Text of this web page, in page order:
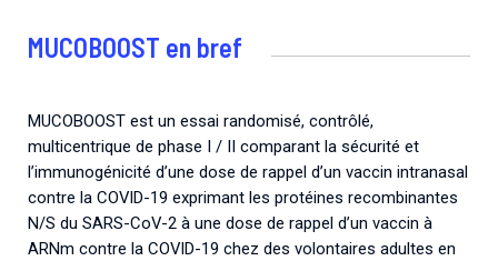
MUCOBOOST en bref
MUCOBOOST est un essai randomisé, contrôlé,
multicentrique de phase I / II comparant la sécurité et
l’immunogénicité d’une dose de rappel d’un vaccin intranasal
contre la COVID-19 exprimant les protéines recombinantes
N/S du SARS-CoV-2 à une dose de rappel d’un vaccin à
ARNm contre la COVID-19 chez des volontaires adultes en